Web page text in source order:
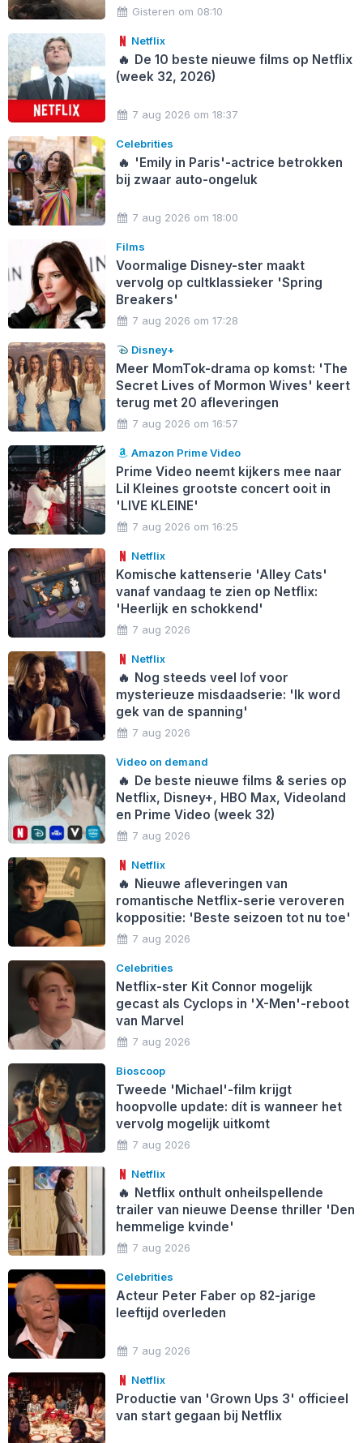
Gisteren om 08:10
Netflix
🔥 De 10 beste nieuwe films op Netflix
(week 32, 2026)
7 aug 2026 om 18:37
Celebrities
🔥 'Emily in Paris'-actrice betrokken
bij zwaar auto-ongeluk
7 aug 2026 om 18:00
Films
Voormalige Disney-ster maakt
vervolg op cultklassieker 'Spring
Breakers'
7 aug 2026 om 17:28
Disney+
Meer MomTok-drama op komst: 'The
Secret Lives of Mormon Wives' keert
terug met 20 afleveringen
7 aug 2026 om 16:57
Amazon Prime Video
Prime Video neemt kijkers mee naar
Lil Kleines grootste concert ooit in
'LIVE KLEINE'
7 aug 2026 om 16:25
Netflix
Komische kattenserie 'Alley Cats'
vanaf vandaag te zien op Netflix:
'Heerlijk en schokkend'
7 aug 2026
Netflix
🔥 Nog steeds veel lof voor
mysterieuze misdaadserie: 'Ik word
gek van de spanning'
7 aug 2026
Video on demand
🔥 De beste nieuwe films & series op
Netflix, Disney+, HBO Max, Videoland
en Prime Video (week 32)
7 aug 2026
Netflix
🔥 Nieuwe afleveringen van
romantische Netflix-serie veroveren
koppositie: 'Beste seizoen tot nu toe'
7 aug 2026
Celebrities
Netflix-ster Kit Connor mogelijk
gecast als Cyclops in 'X-Men'-reboot
van Marvel
7 aug 2026
Bioscoop
Tweede 'Michael'-film krijgt
hoopvolle update: dít is wanneer het
vervolg mogelijk uitkomt
7 aug 2026
Netflix
🔥 Netflix onthult onheilspellende
trailer van nieuwe Deense thriller 'Den
hemmelige kvinde'
7 aug 2026
Celebrities
Acteur Peter Faber op 82-jarige
leeftijd overleden
7 aug 2026
Netflix
Productie van 'Grown Ups 3' officieel
van start gegaan bij Netflix